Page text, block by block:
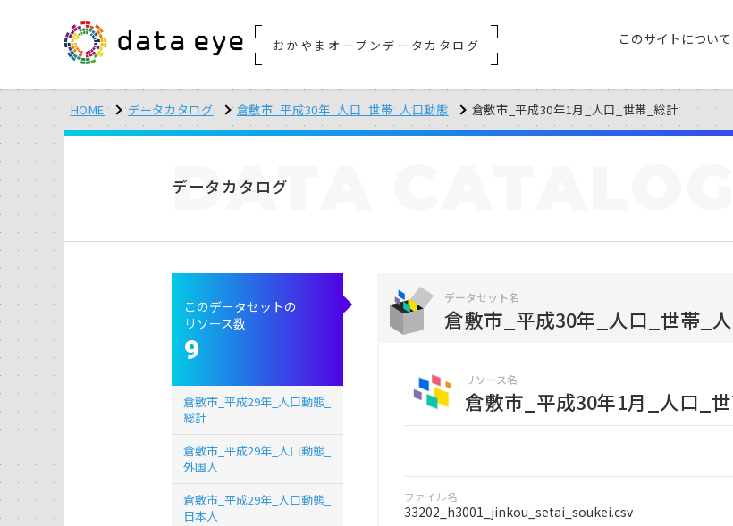
おかやまオープンデータカタログ このサイトについて
HOME データカタログ 倉敷市_平成30年_人口_世帯_人口動態 倉敷市_平成30年1月_人口_世帯_総計
データカタログ
DATA
データセット名
倉敷市_平成30年_人口_世帯_
リソース名
倉敷市_平成30年1月_人口_
ファイル名
33202_h3001_jinkou_setai_soukei.csv
このデータセットの
リソース数
9
倉敷市_平成29年_人口動態_
総計
倉敷市_平成29年_人口動態_
外国人
倉敷市_平成29年_人口動態_
日本人